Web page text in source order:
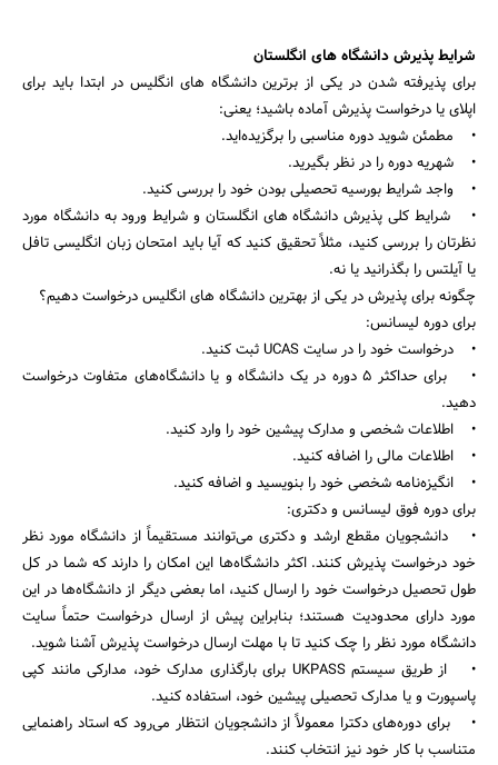
شرایط پذیرش دانشگاه های انگلستان
برای پذیرفته شدن در یکی از برترین دانشگاه های انگلیس در ابتدا باید برای
اپلای یا درخواست پذیرش آماده باشید؛ یعنی:
• مطمئن شوید دوره مناسبی را برگزیده‌اید.
• شهریه دوره را در نظر بگیرید.
• واجد شرایط بورسیه تحصیلی بودن خود را بررسی کنید.
• شرایط کلی پذیرش دانشگاه های انگلستان و شرایط ورود به دانشگاه مورد
نظرتان را بررسی کنید، مثلاً تحقیق کنید که آیا باید امتحان زبان انگلیسی تافل
یا آیلتس را بگذرانید یا نه.
چگونه برای پذیرش در یکی از بهترین دانشگاه های انگلیس درخواست دهیم؟
برای دوره لیسانس:
• درخواست خود را در سایت UCAS ثبت کنید.
• برای حداکثر 5 دوره در یک دانشگاه و یا دانشگاه‌های متفاوت درخواست
دهید.
• اطلاعات شخصی و مدارک پیشین خود را وارد کنید.
• اطلاعات مالی را اضافه کنید.
• انگیزه‌نامه شخصی خود را بنویسید و اضافه کنید.
برای دوره فوق لیسانس و دکتری:
• دانشجویان مقطع ارشد و دکتری می‌توانند مستقیماً از دانشگاه مورد نظر
خود درخواست پذیرش کنند. اکثر دانشگاه‌ها این امکان را دارند که شما در کل
طول تحصیل درخواست خود را ارسال کنید، اما بعضی دیگر از دانشگاه‌ها در این
مورد دارای محدودیت هستند؛ بنابراین پیش از ارسال درخواست حتماً سایت
دانشگاه مورد نظر را چک کنید تا با مهلت ارسال درخواست پذیرش آشنا شوید.
• از طریق سیستم UKPASS برای بارگذاری مدارک خود، مدارکی مانند کپی
پاسپورت و یا مدارک تحصیلی پیشین خود، استفاده کنید.
• برای دوره‌های دکترا معمولاً از دانشجویان انتظار می‌رود که استاد راهنمایی
متناسب با کار خود نیز انتخاب کنند.